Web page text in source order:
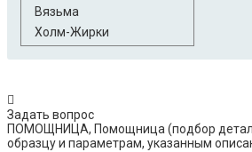
Вязьма
Холм-Жирки
Задать вопрос
ПОМОЩНИЦА, Помощница (​подбор
образцу и параметрам, указанным